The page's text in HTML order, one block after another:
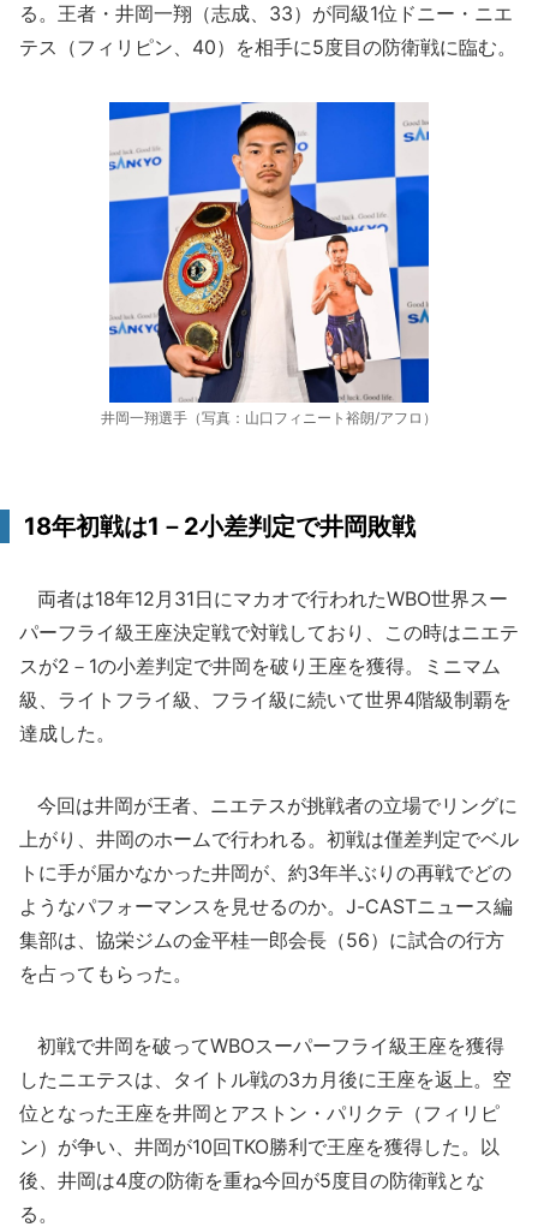
る。王者・井岡一翔（志成、33）が同級1位ドニー・ニエ
テス（フィリピン、40）を相手に5度目の防衛戦に臨む。
井岡一翔選手（写真：山口フィニート裕朗/アフロ）
18年初戦は1－2小差判定で井岡敗戦
両者は18年12月31日にマカオで行われたWBO世界スー
パーフライ級王座決定戦で対戦しており、この時はニエテ
スが2－1の小差判定で井岡を破り王座を獲得。ミニマム
級、ライトフライ級、フライ級に続いて世界4階級制覇を
達成した。
今回は井岡が王者、ニエテスが挑戦者の立場でリングに
上がり、井岡のホームで行われる。初戦は僅差判定でベル
トに手が届かなかった井岡が、約3年半ぶりの再戦でどの
ようなパフォーマンスを見せるのか。J-CASTニュース編
集部は、協栄ジムの金平桂一郎会長（56）に試合の行方
を占ってもらった。
初戦で井岡を破ってWBOスーパーフライ級王座を獲得
したニエテスは、タイトル戦の3カ月後に王座を返上。空
位となった王座を井岡とアストン・パリクテ（フィリピ
ン）が争い、井岡が10回TKO勝利で王座を獲得した。以
後、井岡は4度の防衛を重ね今回が5度目の防衛戦とな
る。